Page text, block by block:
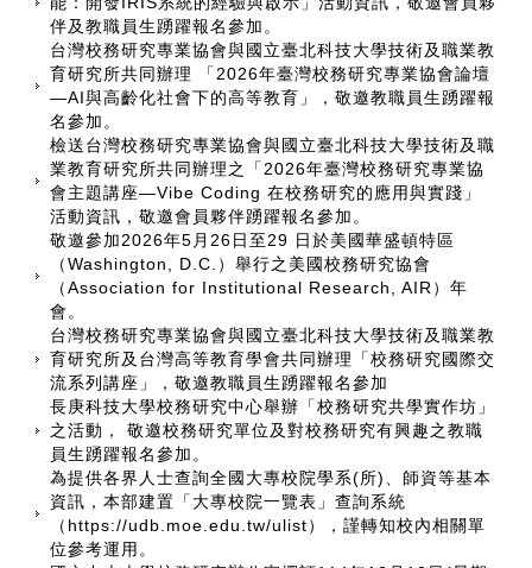
伴及教職員生踴躍報名參加。
台灣校務研究專業協會與國立臺北科技大學技術及職業教
育研究所共同辦理 「2026年臺灣校務研究專業協會論壇
—AI與高齡化社會下的高等教育」，敬邀教職員生踴躍報
名參加。
檢送台灣校務研究專業協會與國立臺北科技大學技術及職
業教育研究所共同辦理之「2026年臺灣校務研究專業協
會主題講座—Vibe Coding 在校務研究的應用與實踐」
活動資訊，敬邀會員夥伴踴躍報名參加。
敬邀參加2026年5月26日至29 日於美國華盛頓特區
（Washington, D.C.）舉行之美國校務研究協會
（Association for Institutional Research, AIR）年
會。
台灣校務研究專業協會與國立臺北科技大學技術及職業教
育研究所及台灣高等教育學會共同辦理「校務研究國際交
流系列講座」，敬邀教職員生踴躍報名參加
長庚科技大學校務研究中心舉辦「校務研究共學實作坊」
之活動， 敬邀校務研究單位及對校務研究有興趣之教職
員生踴躍報名參加。
為提供各界人士查詢全國大專校院學系(所)、師資等基本
資訊，本部建置「大專校院一覽表」查詢系統
（https://udb.moe.edu.tw/ulist），謹轉知校內相關單
位參考運用。